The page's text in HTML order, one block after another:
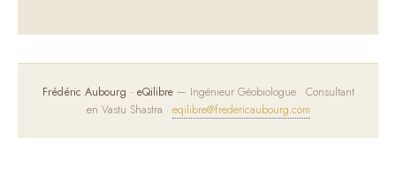
Frédéric Aubourg · eQilibre— Ingénieur Géobiologue · Consultant
en Vastu Shastra · eqilibre@fredericaubourg.com